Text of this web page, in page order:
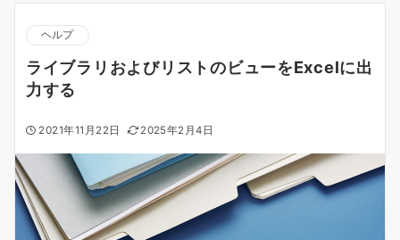
ヘルプ
ライブラリおよびリストのビューをExcelに出
力する
2021年11月22日 2025年2月4日